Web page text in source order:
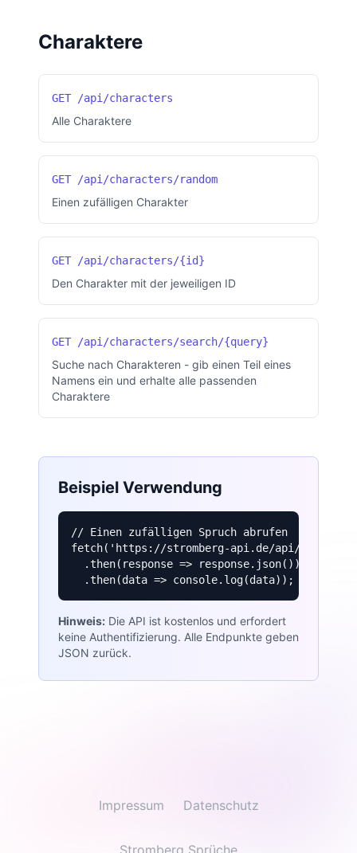
Charaktere
GET /api/characters
Alle Charaktere
GET /api/characters/random
Einen zufälligen Charakter
GET /api/characters/{id}
Den Charakter mit der jeweiligen ID
GET /api/characters/search/{query}
Suche nach Charakteren - gib einen Teil eines
Namens ein und erhalte alle passenden
Charaktere
Beispiel Verwendung
// Einen zufälligen Spruch abrufen
fetch('https://stromberg-api.de/api/quotes/
  .then(response => response.json())
  .then(data => console.log(data));
Hinweis: Die API ist kostenlos und erfordert
keine Authentifizierung. Alle Endpunkte geben
JSON zurück.
Impressum Datenschutz
Stromberg Sprüche